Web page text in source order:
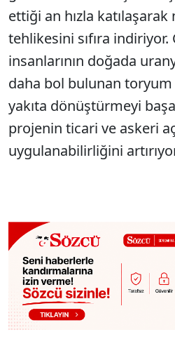
ettiği an hızla katılaşarak
tehlikesini sıfıra
insanlarının doğada
daha bol bulunan
yakıta dönüştürmeyi
projenin ticari ve askeri
uygulanabilirliğini